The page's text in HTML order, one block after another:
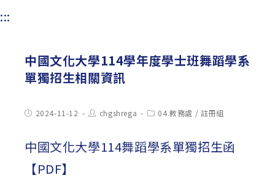
:::
中國文化大學114學年度學士班舞蹈學系
單獨招生相關資訊
Post2024-11-12
Post
author:
chgshrega
Post04.教務處 / 註冊組
中國文化大學114舞蹈學系單獨招生函
【PDF】